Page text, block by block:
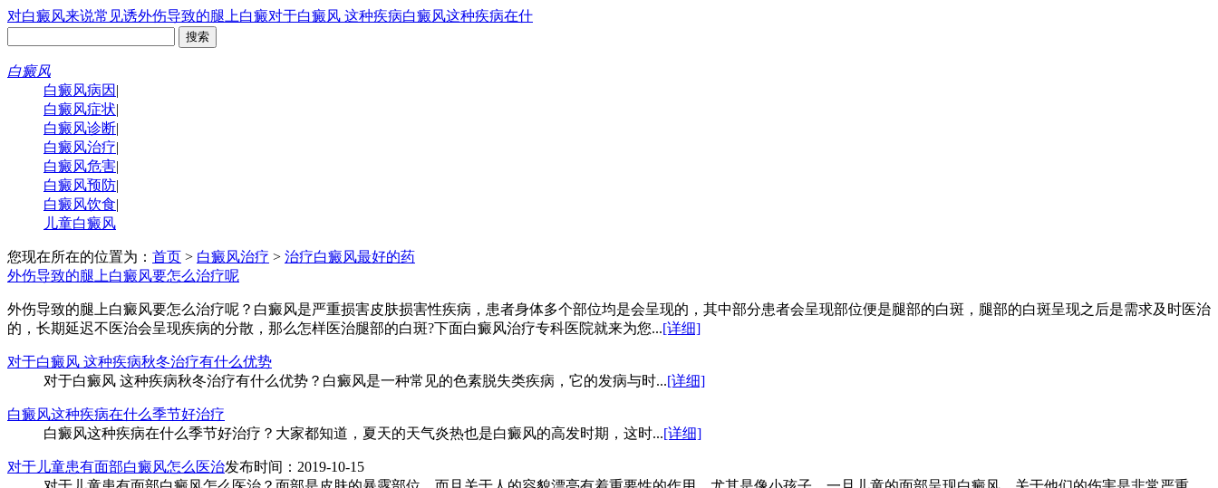
对白癜风来说常见诱外伤导致的腿上白癜对于白癜风 这种疾病白癜风这种疾病在什
白癜风
白癜风病因 |
白癜风症状|
白癜风诊断|
白癜风治疗|
白癜风危害|
白癜风预防|
白癜风饮食|
儿童白癜风
您现在所在的位置为： 首页 > 白癜风治疗 > 治疗白癜风最好的药
外伤导致的腿上白癜风要怎么治疗呢
外伤导致的腿上白癜风要怎么治疗呢？白癜风是严重损害皮肤损害性疾病，患者身体多个部位均是会呈现的，其中部分患者会呈现部位便是腿部的白斑，腿部的白斑呈现之后是需求及时医治
的，长期延迟不医治会呈现疾病的分散，那么怎样医治腿部的白斑?下面白癜风治疗专科医院就来为您...[详细]
对于白癜风 这种疾病秋冬治疗有什么优势
对于白癜风 这种疾病秋冬治疗有什么优势？白癜风是一种常见的色素脱失类疾病，它的发病与时...[详细]
白癜风这种疾病在什么季节好治疗
白癜风这种疾病在什么季节好治疗？大家都知道，夏天的天气炎热也是白癜风的高发时期，这时...[详细]
对于儿童患有面部白癜风怎么医治发布时间：2019-10-15